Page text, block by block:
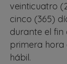
veinticuatro
cinco (365)
durante el fin
primera hora
hábil.